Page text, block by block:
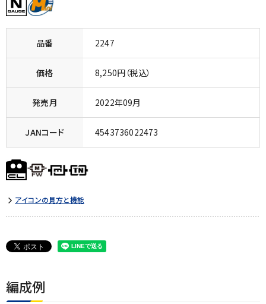
品番 2247
価格 8,250円（税込）
発売月 2022年09月
JANコード 4543736022473
アイコンの見方と機能
編成例